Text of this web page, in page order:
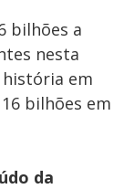
bilhões a
nesta
em
bilhões em
da